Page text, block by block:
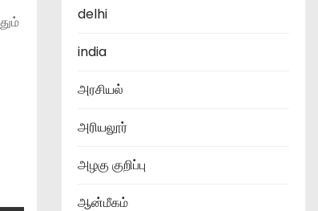
delhi
india
அரசியல்
அரியலூர்
அழகு குறிப்பு
ஆன்மீகம்